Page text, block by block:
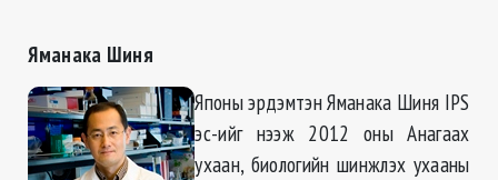
Яманака Шиня
Японы эрдэмтэн Яманака Шиня IPS
эс-ийг нээж 2012 оны Анагаах
ухаан, биологийн шинжлэх ухааны